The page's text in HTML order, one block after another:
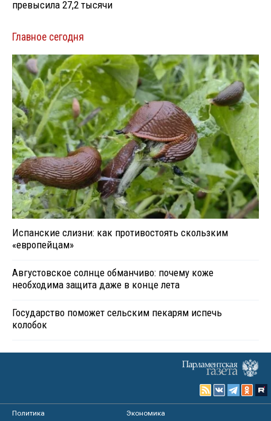
превысила 27,2 тысячи
Главное сегодня
Испанские слизни: как противостоять скользким
«европейцам»
Августовское солнце обманчиво: почему коже
необходима защита даже в конце лета
Государство поможет сельским пекарям испечь
колобок
Политика
Экономика